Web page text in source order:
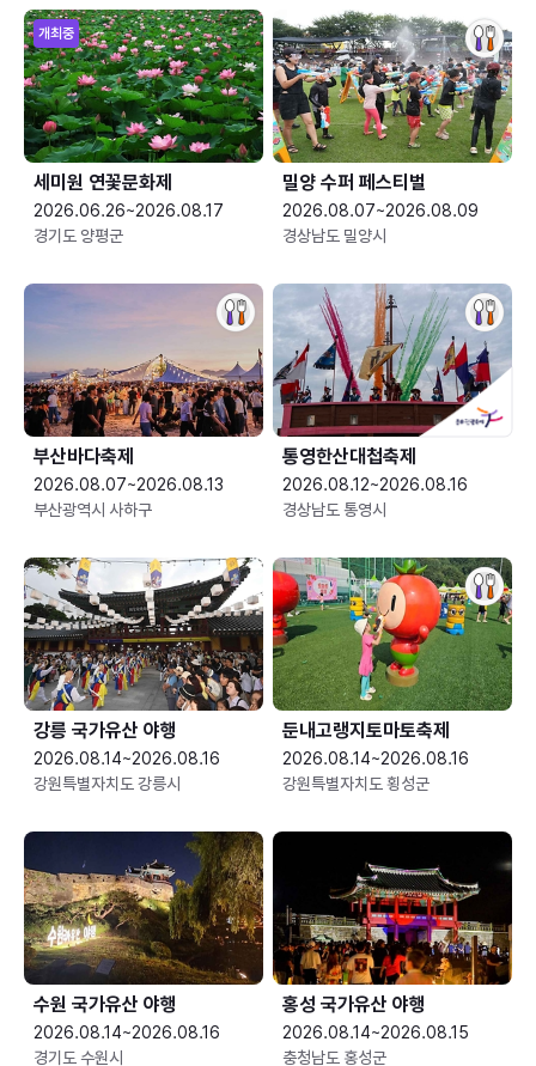
개최중
세미원 연꽃문화제
2026.06.26~2026.08.17
경기도 양평군
밀양 수퍼 페스티벌
2026.08.07~2026.08.09
경상남도 밀양시
부산바다축제
2026.08.07~2026.08.13
부산광역시 사하구
통영한산대첩축제
2026.08.12~2026.08.16
경상남도 통영시
강릉 국가유산 야행
2026.08.14~2026.08.16
강원특별자치도 강릉시
둔내고랭지토마토축제
2026.08.14~2026.08.16
강원특별자치도 횡성군
수원 국가유산 야행
2026.08.14~2026.08.16
경기도 수원시
홍성 국가유산 야행
2026.08.14~2026.08.15
충청남도 홍성군